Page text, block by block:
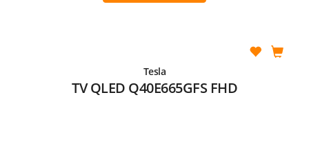
Tesla
TV QLED Q40E665GFS FHD